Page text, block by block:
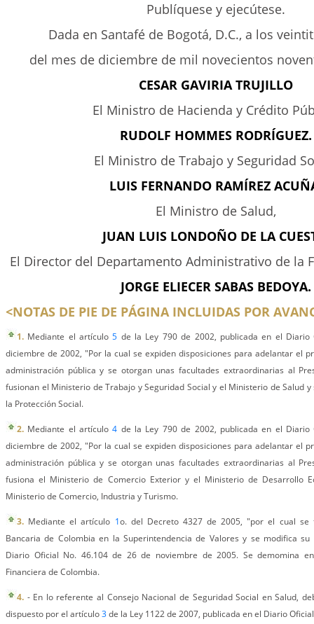
Publíquese y ejecútese.
Dada en Santafé de Bogotá, D.C., a los
del mes de diciembre de mil novecientos
CESAR GAVIRIA TRUJILLO
El Ministro de Hacienda y Crédito
RUDOLF HOMMES RODRÍGUEZ.
El Ministro de Trabajo y Seguridad
LUIS FERNANDO RAMÍREZ
El Ministro de Salud,
JUAN LUIS LONDOÑO DE LA
El Director del Departamento Administrativo de la
JORGE ELIECER SABAS BEDOYA.
<NOTAS DE PIE DE PÁGINA INCLUIDAS POR
1. Mediante el artículo5 de la Ley 790 de 2002, publicada en el
diciembre de 2002, "Por la cual se expiden disposiciones para adelantar el
administración pública y se otorgan unas facultades extraordinarias al
fusionan el Ministerio de Trabajo y Seguridad Social y el Ministerio de Salud
la Protección Social.
2. Mediante el artículo4 de la Ley 790 de 2002, publicada en el
diciembre de 2002, "Por la cual se expiden disposiciones para adelantar el
administración pública y se otorgan unas facultades extraordinarias al
fusiona el Ministerio de Comercio Exterior y el Ministerio de Desarrollo
Ministerio de Comercio, Industria y Turismo.
3. Mediante el artículo 1o. del Decreto 4327 de 2005, "por el cual se
Bancaria de Colombia en la Superintendencia de Valores y se modifica
Diario Oficial No. 46.104 de 26 de noviembre de 2005. Se demomina
Financiera de Colombia.
4. - En lo referente al Consejo Nacional de Seguridad Social en Salud,
dispuesto por el artículo3de la Ley 1122 de 2007, publicada en el Diario